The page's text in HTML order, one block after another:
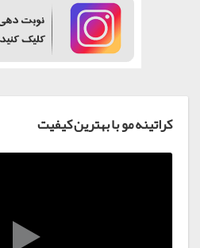
کراتینه مو با بهترین کیفیت